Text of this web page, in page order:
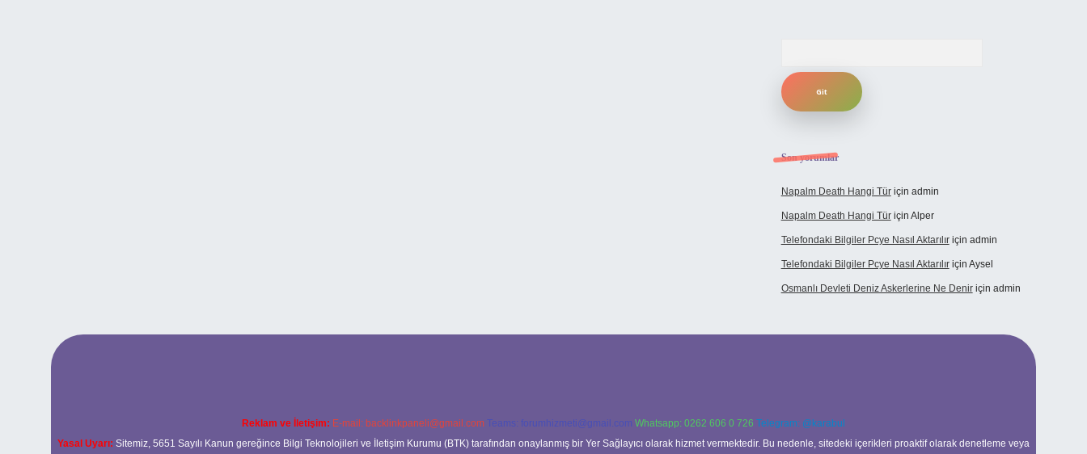
Son yorumlar
Napalm Death Hangi Türiçin admin
Napalm Death Hangi Türiçin Alper
Telefondaki Bilgiler Pcye Nasıl Aktarılıriçin admin
Telefondaki Bilgiler Pcye Nasıl Aktarılıriçin Aysel
Osmanlı Devleti Deniz Askerlerine Ne Deniriçin admin
Reklam ve İletişim: E-mail: backlinkpaneli@gmail.com Teams: forumhizmeti@gmail.com Whatsapp: 0262 606 0 726 Telegram: @karabul
Yasal Uyarı: Sitemiz, 5651 Sayılı Kanun gereğince Bilgi Teknolojileri ve İletişim Kurumu (BTK) tarafından onaylanmış bir Yer Sağlayıcı olarak hizmet vermektedir. Bu nedenle, sitedeki içerikleri proaktif olarak denetleme veya